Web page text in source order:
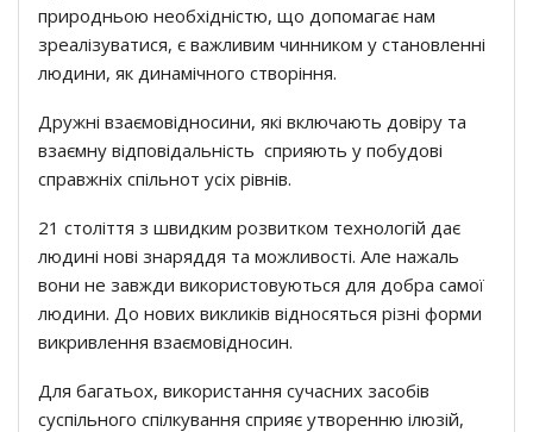
природньою необхідністю, що допомагає нам
зреалізуватися, є важливим чинником у становленні
людини, як динамічного створіння.
Дружні взаємовідносини, які включають довіру та
взаємну відповідальність сприяють у побудові
справжніх спільнот усіх рівнів.
21 століття з швидким розвитком технологій дає
людині нові знаряддя та можливості. Але нажаль
вони не завжди використовуються для добра самої
людини. До нових викликів відносяться різні форми
викривлення взаємовідносин.
Для багатьох, використання сучасних засобів
суспільного спілкування сприяє утворенню ілюзій,